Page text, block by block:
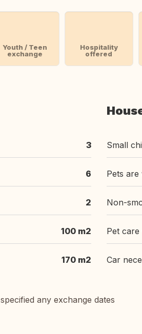
Youth / Teen
exchange
Hospitality
offered
3
6
2
100 m2
170 m2
Small
Pets are
Non-
Pet care
Car
any exchange dates